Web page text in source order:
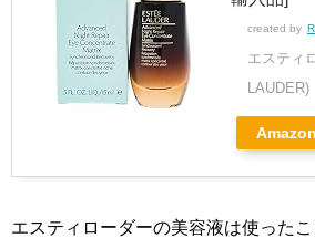
created by
エスティ
LAUDER)
Amazon
エスティローダーの美容液は使った